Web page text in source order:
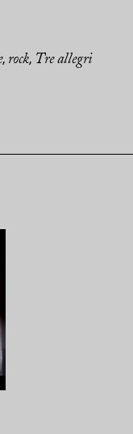
, rock, Tre allegri